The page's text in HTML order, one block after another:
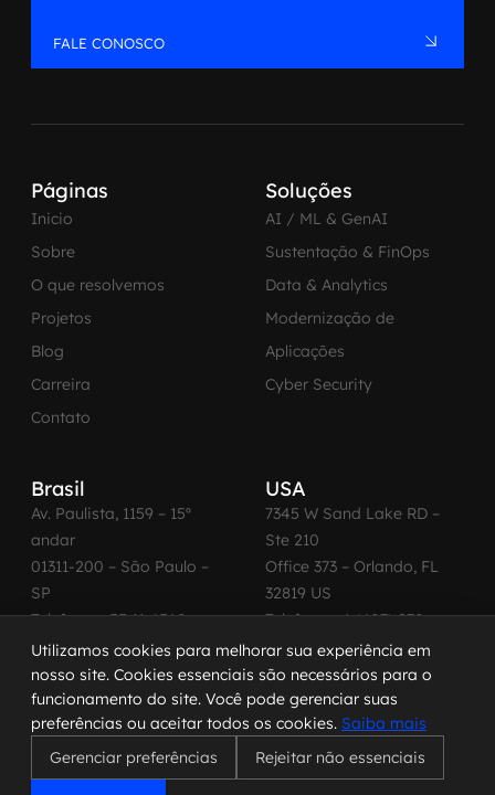
FALE CONOSCO
Páginas
Inicio
Sobre
O que resolvemos
Projetos
Blog
Carreira
Contato
Soluções
AI / ML & GenAI
Sustentação & FinOps
Data & Analytics
Modernização de
Aplicações
Cyber Security
Brasil
Av. Paulista, 1159 – 15º
andar
01311-200 – São Paulo –
SP
Telefone: +55 11 4560-
2600
USA
7345 W Sand Lake RD –
Ste 210
Office 373 – Orlando, FL
32819 US
Telefone: +1 (407) 270-
3065
© 2026 MadeinWeb. Todos os direitos reservados.
Termo de Uso | Política de Privacidade |
Utilizamos cookies para melhorar sua experiência em
nosso site. Cookies essenciais são necessários para o
funcionamento do site. Você pode gerenciar suas
preferências ou aceitar todos os cookies. Saiba mais
Gerenciar preferências
Rejeitar não essenciais